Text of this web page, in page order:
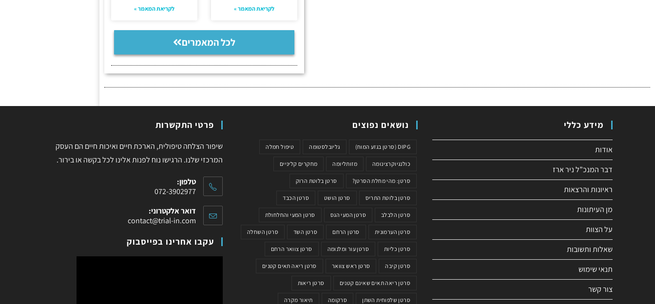
לקריאת המאמר » לקריאת המאמר »
לכל המאמרים
מידע כללי
אודות
דבר המנכ”ל ניר ארז
ראיונות והרצאות
מן העיתונות
על הצוות
שאלות ותשובות
תנאי שימוש
צור קשר
נושאים נפוצים
DIPG (סרטן בגזע המוח) גליובלסטומה טיפול חמלה
כולנגיוקרצינומה מזותליומה מחקרים קליניים
סרטן: מהי מחלת הסרטן? סרטן בלוטת הרוק
סרטן בלוטת התריס סרטן הושט סרטן הכבד
סרטן הלבלב סרטן המעי הגס סרטן המעי והחלחולת
סרטן הערמונית סרטן הרחם סרטן השד סרטן השחלה
סרטן כליות סרטן עור ומלנומה סרטן צוואר הרחם
סרטן קיבה סרטן ראש צוואר סרטן ריאה תאים קטנים
סרטן ריאה תאים שאינם קטנים סרטן ריאות
סרטן שלפוחית השתן סרקומה תיאור מקרה
פרטי התקשרות
שיפור הצלחה טיפולית, הארכת חיים ואיכות חיים הם העסק
המרכזי שלנו. הרגישו נוח לפנות אלינו לכל בקשה או בירור.
טלפון:
072-3902977
דואר אלקטרוני:
contact@trial-in.com
עקבו אחרינו בפייסבוק